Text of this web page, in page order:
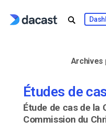
Archives
Études de
Étude de cas de la
Commission du